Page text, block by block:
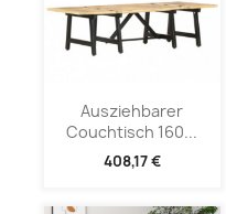
Ausziehbarer
Couchtisch 160...
408,17 €